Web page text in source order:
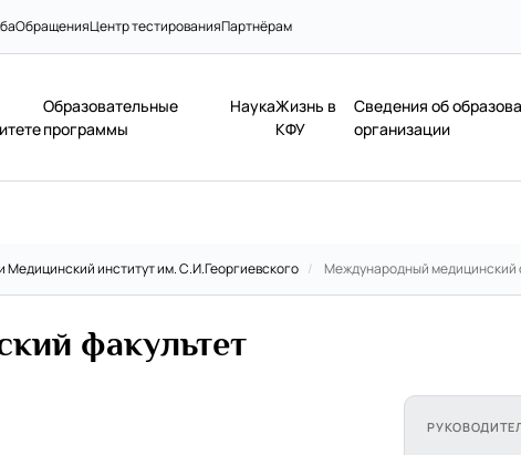
ОбращенияЦентр тестированияПартнёрам
Образовательные
программы
НаукаЖизнь в
КФУ
Сведения об
организации
институт им. С.И.Георгиевского / Международный медицинский
факультет